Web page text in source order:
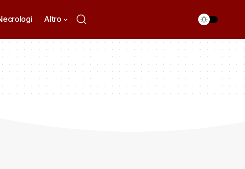
Altro